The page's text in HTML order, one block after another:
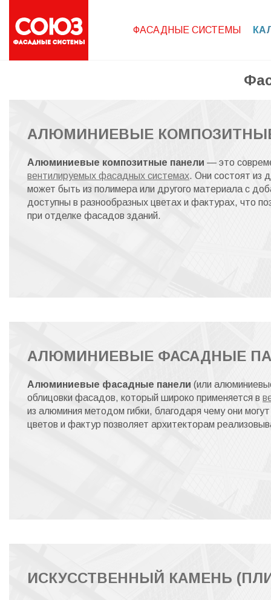
ФАСАДНЫЕ СИСТЕМЫ
АЛЮМИНИЕВЫЕ
Алюминиевые композитные панели — это
вентилируемых фасадных системах. Они состоят из
может быть из полимера или другого материала с
доступны в разнообразных цветах и фактурах, что
при отделке фасадов зданий.
АЛЮМИНИЕВЫЕ ФАСАДНЫЕ
Алюминиевые фасадные панели (или
облицовки фасадов, который широко применяется в
из алюминия методом гибки, благодаря чему они
цветов и фактур позволяет архитекторам
ИСКУССТВЕННЫЙ КАМЕНЬ